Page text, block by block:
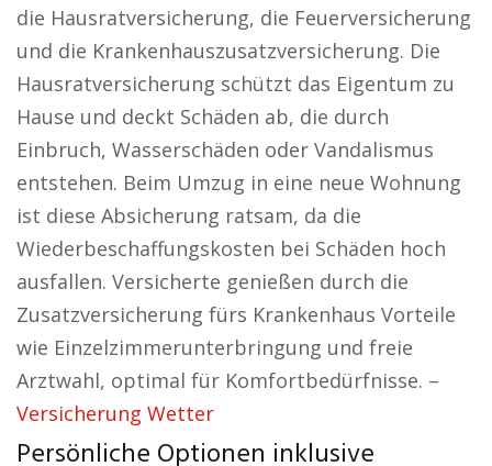
die Hausratversicherung, die Feuerversicherung
und die Krankenhauszusatzversicherung. Die
Hausratversicherung schützt das Eigentum zu
Hause und deckt Schäden ab, die durch
Einbruch, Wasserschäden oder Vandalismus
entstehen. Beim Umzug in eine neue Wohnung
ist diese Absicherung ratsam, da die
Wiederbeschaffungskosten bei Schäden hoch
ausfallen. Versicherte genießen durch die
Zusatzversicherung fürs Krankenhaus Vorteile
wie Einzelzimmerunterbringung und freie
Arztwahl, optimal für Komfortbedürfnisse. –
Versicherung Wetter
Persönliche Optionen inklusive